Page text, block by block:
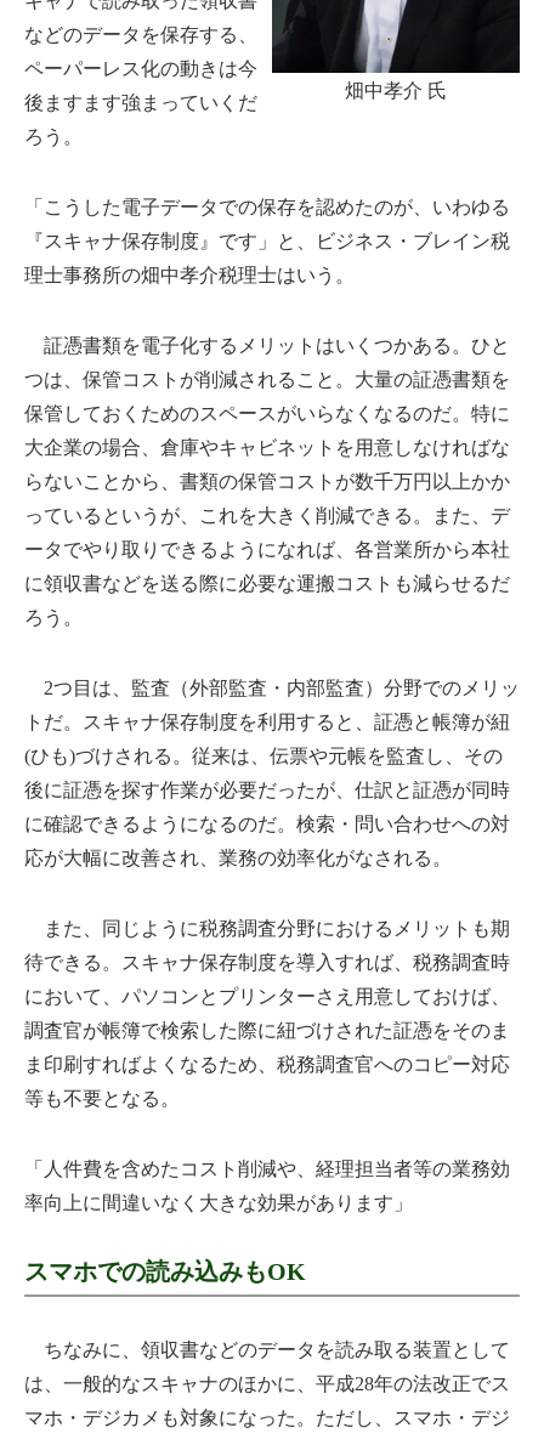
畑中孝介 氏
などのデータを保存する、
ペーパーレス化の動きは今
後ますます強まっていくだ
ろう。
「こうした電子データでの保存を認めたのが、いわゆる
『スキャナ保存制度』です」と、ビジネス・ブレイン税
理士事務所の畑中孝介税理士はいう。
証憑書類を電子化するメリットはいくつかある。ひと
つは、保管コストが削減されること。大量の証憑書類を
保管しておくためのスペースがいらなくなるのだ。特に
大企業の場合、倉庫やキャビネットを用意しなければな
らないことから、書類の保管コストが数千万円以上かか
っているというが、これを大きく削減できる。また、デ
ータでやり取りできるようになれば、各営業所から本社
に領収書などを送る際に必要な運搬コストも減らせるだ
ろう。
2つ目は、監査（外部監査・内部監査）分野でのメリッ
トだ。スキャナ保存制度を利用すると、証憑と帳簿が紐
(ひも)づけされる。従来は、伝票や元帳を監査し、その
後に証憑を探す作業が必要だったが、仕訳と証憑が同時
に確認できるようになるのだ。検索・問い合わせへの対
応が大幅に改善され、業務の効率化がなされる。
また、同じように税務調査分野におけるメリットも期
待できる。スキャナ保存制度を導入すれば、税務調査時
において、パソコンとプリンターさえ用意しておけば、
調査官が帳簿で検索した際に紐づけされた証憑をそのま
ま印刷すればよくなるため、税務調査官へのコピー対応
等も不要となる。
「人件費を含めたコスト削減や、経理担当者等の業務効
率向上に間違いなく大きな効果があります」
スマホでの読み込みもOK
ちなみに、領収書などのデータを読み取る装置として
は、一般的なスキャナのほかに、平成28年の法改正でス
マホ・デジカメも対象になった。ただし、スマホ・デジ